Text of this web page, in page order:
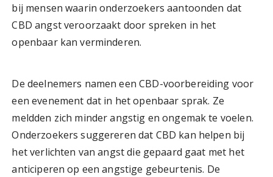
bij mensen waarin onderzoekers aantoonden dat
CBD angst veroorzaakt door spreken in het
openbaar kan verminderen.
De deelnemers namen een CBD-voorbereiding voor
een evenement dat in het openbaar sprak. Ze
meldden zich minder angstig en ongemak te voelen.
Onderzoekers suggereren dat CBD kan helpen bij
het verlichten van angst die gepaard gaat met het
anticiperen op een angstige gebeurtenis. De